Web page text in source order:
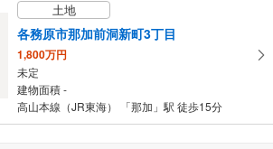
土地
各務原市那加前洞新町3丁目
1,800万円
未定
建物面積 -
高山本線（JR東海） 「那加」駅 徒歩15分